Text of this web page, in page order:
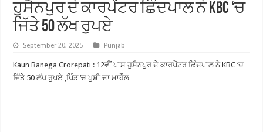
ਹੁਸੈਨਪੁਰ ਦੇ ਕਾਰਪੇਂਟਰ ਛਿੰਦਪਾਲ ਨੇ KBC ‘ਚ
ਜਿੱਤੇ 50 ਲੱਖ ਰੁਪਏ
September 20, 2025 Punjab
Kaun Banega Crorepati : 12ਵੀਂ ਪਾਸ ਹੁਸੈਨਪੁਰ ਦੇ ਕਾਰਪੇਂਟਰ ਛਿੰਦਪਾਲ ਨੇ KBC ‘ਚ
ਜਿੱਤੇ 50 ਲੱਖ ਰੁਪਏ ,ਪਿੰਡ ‘ਚ ਖੁਸ਼ੀ ਦਾ ਮਾਹੌਲ